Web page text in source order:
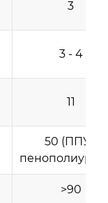
3
3 - 4
11
50 (ППУ -
>90